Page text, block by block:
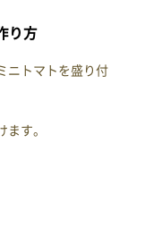
り方
ニトマトを盛り付
ます。